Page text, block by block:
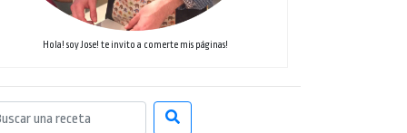
Hola! soy Jose! te invito a comerte mis páginas!